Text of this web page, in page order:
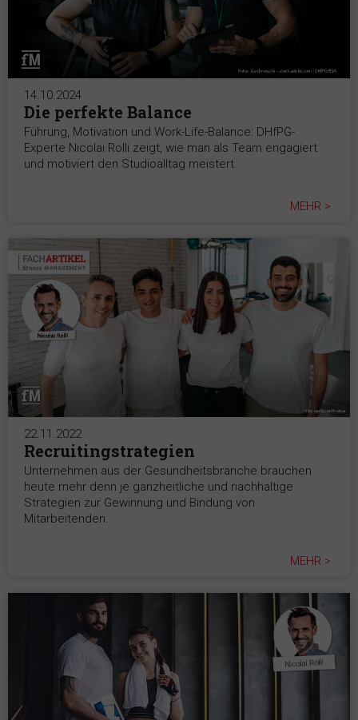
14.10.2024
Die perfekte Balance
Führung, Motivation und Work-Life-Balance: DHfPG-
Experte Nicolai Rolli zeigt, wie man als Team engagiert
und motiviert den Studioalltag meistert.
MEHR >
22.11.2022
Recruitingstrategien
Unternehmen aus der Gesundheitsbranche brauchen
heute mehr denn je ganzheitliche und nachhaltige
Strategien zur Gewinnung und Bindung von
Mitarbeitenden.
MEHR >